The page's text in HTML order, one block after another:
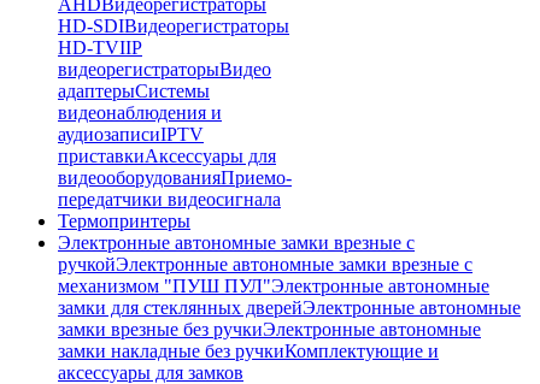
HD-SDIВидеорегистраторы
HD-TVIIP
видеорегистраторыВидео
адаптерыСистемы
видеонаблюдения и
аудиозаписиIPTV
приставкиАксессуары для
видеооборудованияПриемо-
передатчики видеосигнала
Термопринтеры
Электронные автономные замки врезные с
ручкойЭлектронные автономные замки врезные с
механизмом "ПУШ ПУЛ"Электронные автономные
замки для стеклянных дверейЭлектронные автономные
замки врезные без ручкиЭлектронные автономные
замки накладные без ручкиКомплектующие и
аксессуары для замков